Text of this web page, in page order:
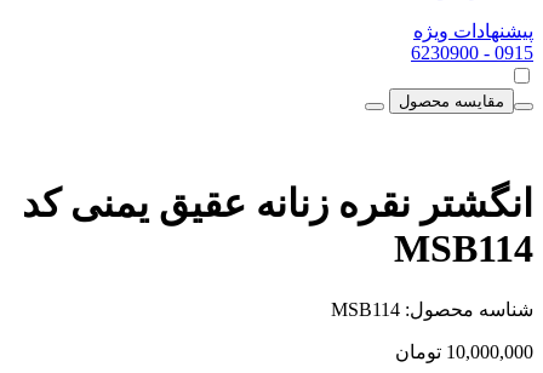
پیشنهادات ویژه
0915
- 6230900
مقایسه محصول
انگشتر نقره زنانه عقیق یمنی کد
MSB114
شناسه محصول: MSB114
10,000,000 تومان